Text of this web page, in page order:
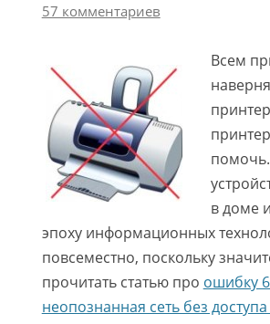
57 комментариев
Всем
в доме
эпоху информационных
повсеместно, поскольку
прочитать статью про ошибку
неопознанная сеть без